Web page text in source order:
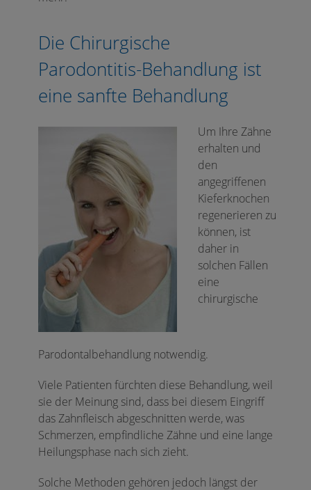
Die Chirurgische
Parodontitis-Behandlung ist
eine sanfte Behandlung
Um Ihre Zähne
erhalten und
den
angegriffenen
Kieferknochen
regenerieren zu
können, ist
daher in
solchen Fällen
eine
chirurgische
Parodontalbehandlung notwendig.
Viele Patienten fürchten diese Behandlung, weil
sie der Meinung sind, dass bei diesem Eingriff
das Zahnfleisch abgeschnitten werde, was
Schmerzen, empfindliche Zähne und eine lange
Heilungsphase nach sich zieht.
Solche Methoden gehören jedoch längst der